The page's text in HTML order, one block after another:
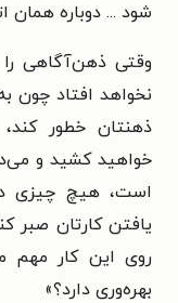
شود ... دوباره همان
وقتی ذهن‌آگاهی را
نخواهد افتاد
ذهنتان خطور
خواهید کشید و
است، هیچ چیزی
یافتن کارتان صبر
روی این کار مهم
بهره‌وری دارد؟»